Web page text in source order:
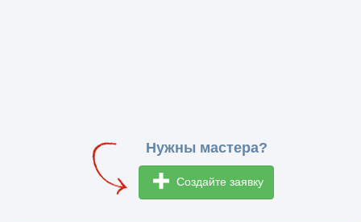
Нужны мастера?
Создайте заявку